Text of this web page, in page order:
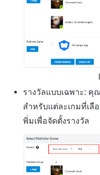
รางวัลแบบเฉพาะ: คุ
สำหรับแต่ละเกมที่เลื
พิ่มเพื่อจัดตั้งรางวัล